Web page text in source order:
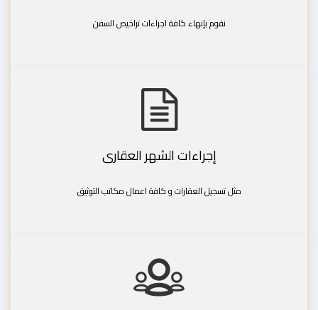
نقوم بإنهاء كافة اجراءات تراخيص السفن
إجراءات الشهر العقارى
مثل تسجيل العقارات و كافة اعمال مكاتب التوثيق